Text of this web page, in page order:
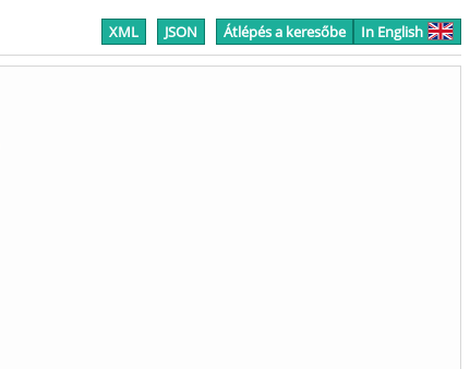
XML JSON Átlépés a keresőbe In English